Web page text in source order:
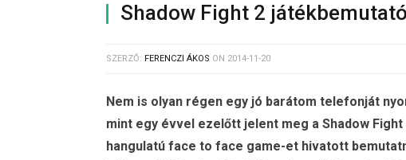
Shadow Fight 2 játékbemutató
SZERZŐ: FERENCZI ÁKOS ON 2014-11-20
Nem is olyan régen egy jó barátom telefonját
mint egy évvel ezelőtt jelent meg a Shadow Fight
hangulatú face to face game-et hivatott